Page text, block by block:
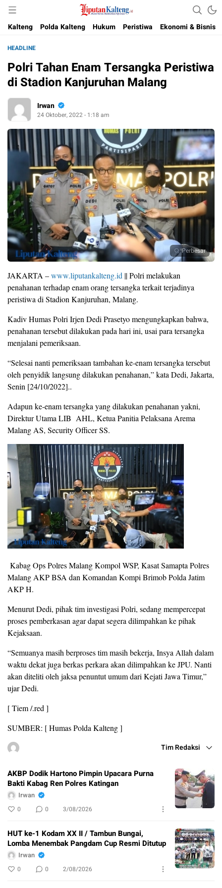
Liputan Kalteng
Akurat, Terpercaya & Independent
Kalteng
Polda Kalteng Hukum Peristiwa Ekonomi & Bisnis
HEADLINE
Polri Tahan Enam Tersangka Peristiwa
di Stadion Kanjuruhan Malang
Irwan
24 Oktober, 2022 - 1:18 am
Perbesar
JAKARTA –www.liputankalteng.id || Polri melakukan
penahanan terhadap enam orang tersangka terkait terjadinya
peristiwa di Stadion Kanjuruhan, Malang.
Kadiv Humas Polri Irjen Dedi Prasetyo mengungkapkan bahwa,
penahanan tersebut dilakukan pada hari ini, usai para tersangka
menjalani pemeriksaan.
“Selesai nanti pemeriksaan tambahan ke-enam tersangka tersebut
oleh penyidik langsung dilakukan penahanan,” kata Dedi, Jakarta,
Senin [24/10/2022]..
Adapun ke-enam tersangka yang dilakukan penahanan yakni,
Direktur Utama LIB AHL, Ketua Panitia Pelaksana Arema
Malang AS, Security Officer SS.
Kabag Ops Polres Malang Kompol WSP, Kasat Samapta Polres
Malang AKP BSA dan Komandan Kompi Brimob Polda Jatim
AKP H.
Menurut Dedi, pihak tim investigasi Polri, sedang mempercepat
proses pemberkasan agar dapat segera dilimpahkan ke pihak
Kejaksaan.
“Semuanya masih berproses tim masih bekerja, Insya Allah dalam
waktu dekat juga berkas perkara akan dilimpahkan ke JPU. Nanti
akan diteliti oleh jaksa penuntut umum dari Kejati Jawa Timur,”
ujar Dedi.
[ Tiem /.red ]
SUMBER: [ Humas Polda Kalteng ]
Tim Redaksi
AKBP Dodik Hartono Pimpin Upacara Purna
Bakti Kabag Ren Polres Katingan
Irwan
0 0 3/08/2026
HUT ke-1 Kodam XX II / Tambun Bungai,
Lomba Menembak Pangdam Cup Resmi Ditutup
Irwan
0 0 2/08/2026